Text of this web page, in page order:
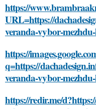
https://
URL=https://
veranda-vybor-
https://
q=https://
veranda-vybor-
https://redir.me/